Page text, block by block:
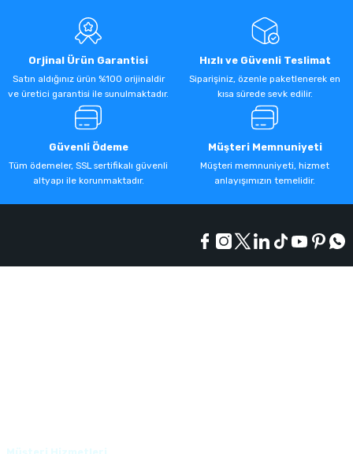
Orjinal Ürün Garantisi
Satın aldığınız ürün %100 orijinaldir
ve üretici garantisi ile sunulmaktadır.
Hızlı ve Güvenli Teslimat
Siparişiniz, özenle paketlenerek en
kısa sürede sevk edilir.
Güvenli Ödeme
Tüm ödemeler, SSL sertifikalı güvenli
altyapı ile korunmaktadır.
Müşteri Memnuniyeti
Müşteri memnuniyeti, hizmet
anlayışımızın temelidir.